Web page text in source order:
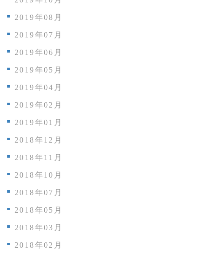
2019年08月
2019年07月
2019年06月
2019年05月
2019年04月
2019年02月
2019年01月
2018年12月
2018年11月
2018年10月
2018年07月
2018年05月
2018年03月
2018年02月